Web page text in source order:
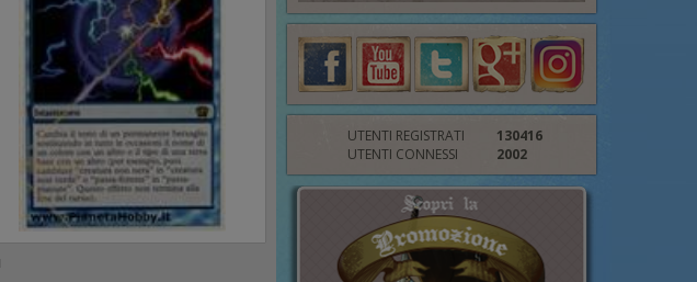
UTENTI REGISTRATI
130416
UTENTI CONNESSI
2002